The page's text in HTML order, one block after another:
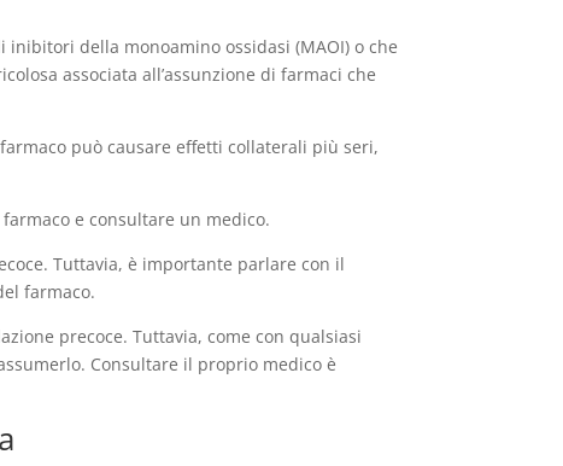
della monoamino ossidasi (MAOI) o che
associata all’assunzione di farmaci che
può causare effetti collaterali più seri,
e consultare un medico.
Tuttavia, è importante parlare con il
farmaco.
precoce. Tuttavia, come con qualsiasi
Consultare il proprio medico è